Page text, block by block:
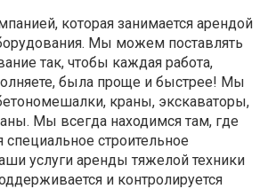
которая занимается арендой
Мы можем поставлять
так, чтобы каждая работа,
была проще и быстрее! Мы
краны, экскаваторы,
Мы всегда находимся там, где
специальное строительное
услуги аренды тяжелой техники
и контролируется